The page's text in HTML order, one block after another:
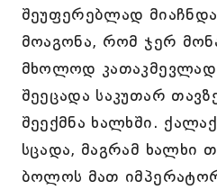
შეუფერებლად
მოაგონა, რომ ჯერ
მხოლოდ
შეეცადა საკუთარ
შეექმნა ხალხში.
სცადა, მაგრამ ხალხი
ბოლოს მათ